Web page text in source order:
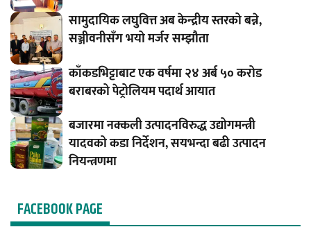
सामुदायिक लघुवित्त अब केन्द्रीय स्तरको बन्ने,
सञ्जीवनीसँग भयो मर्जर सम्झौता
काँकडभिट्टाबाट एक वर्षमा २४ अर्ब ५० करोड
बराबरको पेट्रोलियम पदार्थ आयात
बजारमा नक्कली उत्पादनविरुद्ध उद्योगमन्त्री
यादवको कडा निर्देशन, सयभन्दा बढी उत्पादन
नियन्त्रणमा
FACEBOOK PAGE